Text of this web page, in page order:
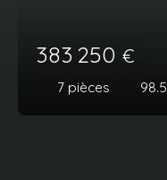
383 250 €
7 pièces 98.5